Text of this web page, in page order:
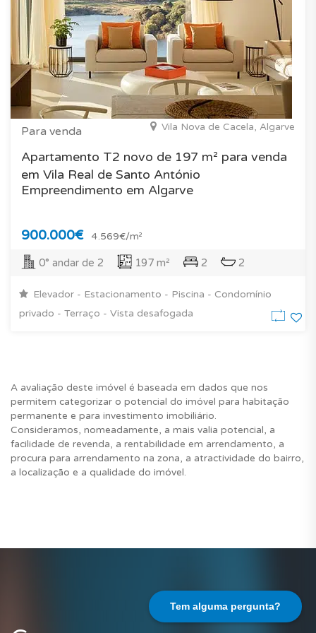
Tem alguma pergunta?
Para venda Vila Nova de Cacela, Algarve
Apartamento T2 novo de 197 m² para venda
em Vila Real de Santo António
Empreendimento em Algarve
900.000€ 4.569€/m²
0° andar de 2 197 m² 2 2
Elevador - Estacionamento - Piscina - Condomínio
privado - Terraço - Vista desafogada
A avaliação deste imóvel é baseada em dados que nos
permitem categorizar o potencial do imóvel para habitação
permanente e para investimento imobiliário.
Consideramos, nomeadamente, a mais valia potencial, a
facilidade de revenda, a rentabilidade em arrendamento, a
procura para arrendamento na zona, a atractividade do bairro,
a localização e a qualidade do imóvel.